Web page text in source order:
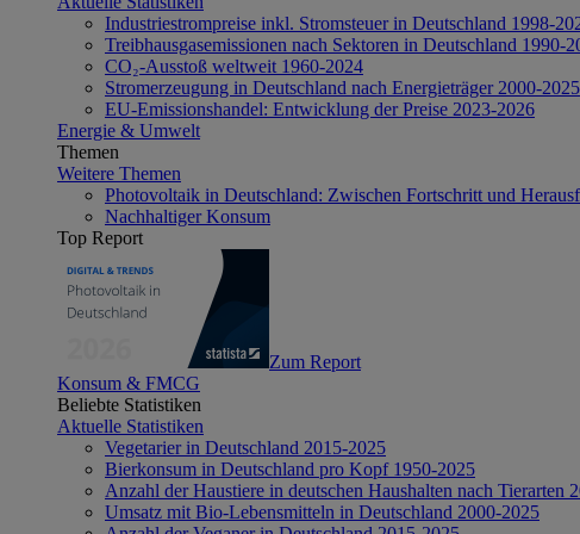
Industriestrompreise inkl. Stromsteuer in Deutschland 1998-
Treibhausgasemissionen nach Sektoren in Deutschland 1990-
CO₂-Ausstoß weltweit 1960-2024
Stromerzeugung in Deutschland nach Energieträger 2000-2025
EU-Emissionshandel: Entwicklung der Preise 2023-2026
Energie & Umwelt
Themen
Weitere Themen
Photovoltaik in Deutschland: Zwischen Fortschritt und
Nachhaltiger Konsum
Top Report
Zum Report
Konsum & FMCG
Beliebte Statistiken
Aktuelle Statistiken
Vegetarier in Deutschland 2015-2025
Bierkonsum in Deutschland pro Kopf 1950-2025
Anzahl der Haustiere in deutschen Haushalten nach Tierarten
Umsatz mit Bio-Lebensmitteln in Deutschland 2000-2025